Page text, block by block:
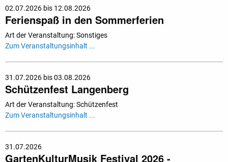
02.07.2026 bis 12.08.2026
Ferienspaß in den Sommerferien
Art der Veranstaltung: Sonstiges
Zum Veranstaltungsinhalt ...
31.07.2026 bis 03.08.2026
Schützenfest Langenberg
Art der Veranstaltung: Schützenfest
Zum Veranstaltungsinhalt ...
31.07.2026
GartenKulturMusik Festival 2026 -